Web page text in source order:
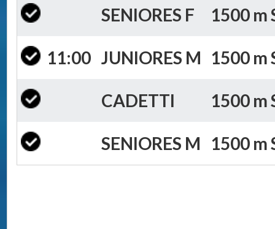
SENIORES F 1500 m
11:00 JUNIORES M 1500 m
CADETTI 1500 m
SENIORES M 1500 m